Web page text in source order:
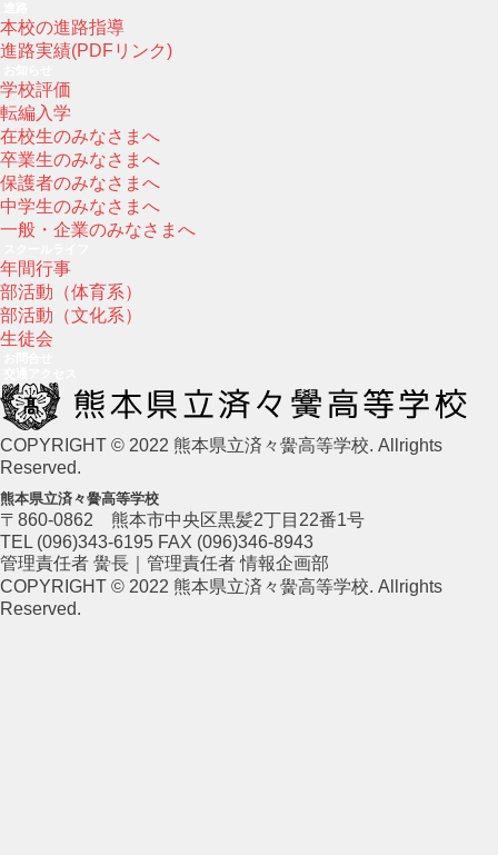
本校の進路指導
進路実績(PDFリンク)
学校評価
転編入学
在校生のみなさまへ
卒業生のみなさまへ
保護者のみなさまへ
中学生のみなさまへ
一般・企業のみなさまへ
年間行事
部活動（体育系）
部活動（文化系）
生徒会
COPYRIGHT © 2022 熊本県立済々黌高等学校. Allrights
Reserved.
熊本県立済々黌高等学校
〒860-0862 熊本市中央区黒髪2丁目22番1号
TEL (096)343-6195 FAX (096)346-8943
管理責任者 黌長｜管理責任者 情報企画部
COPYRIGHT © 2022 熊本県立済々黌高等学校. Allrights
Reserved.